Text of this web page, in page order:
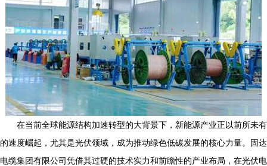
在当前全球能源结构加速转型的大背景下，新能源产业正以前所未有
的速度崛起，尤其是光伏领域，成为推动绿色低碳发展的核心力量。固达
电缆集团有限公司凭借其过硬的技术实力和前瞻性的产业布局，在光伏电